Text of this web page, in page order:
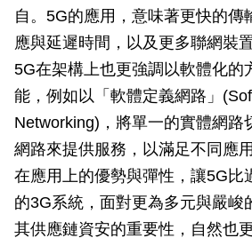
自。5G的應用，意味著更快的傳
應與延遲時間，以及更多聯網裝
5G在架構上也更強調以軟體化的
能，例如以「軟體定義網路」
Networking)，將單一的實體網路
網路來提供服務，以滿足不同應
在應用上的優勢與彈性，讓5G比
的3G系統，面對更為多元與嚴峻
其供應鏈資安的重要性，自然也